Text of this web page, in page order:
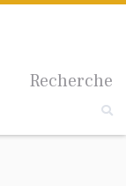
Recherche